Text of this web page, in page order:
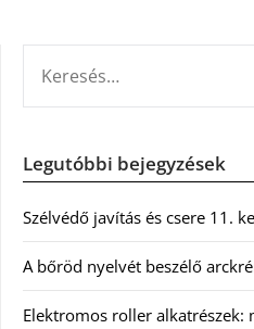
Legutóbbi bejegyzések
Szélvédő javítás és csere 11.
A bőröd nyelvét beszélő
Elektromos roller alkatrészek: